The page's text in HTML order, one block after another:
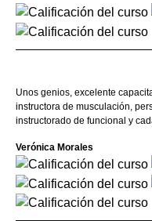
Unos genios, excelente
instructora de musculación,
instructorado de funcional y
Verónica Morales